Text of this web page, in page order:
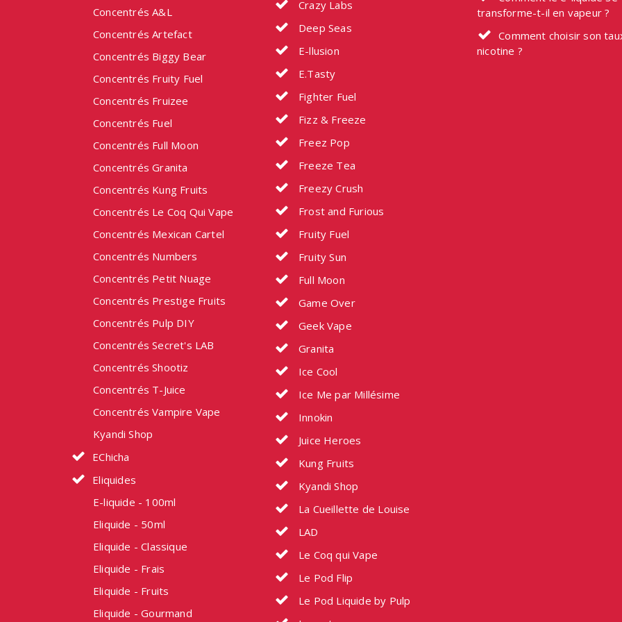
Concentrés A&L
Concentrés Artefact
Concentrés Biggy Bear
Concentrés Fruity Fuel
Concentrés Fruizee
Concentrés Fuel
Concentrés Full Moon
Concentrés Granita
Concentrés Kung Fruits
Concentrés Le Coq Qui Vape
Concentrés Mexican Cartel
Concentrés Numbers
Concentrés Petit Nuage
Concentrés Prestige Fruits
Concentrés Pulp DIY
Concentrés Secret's LAB
Concentrés Shootiz
Concentrés T-Juice
Concentrés Vampire Vape
Kyandi Shop
EChicha
Eliquides
E-liquide - 100ml
Eliquide - 50ml
Eliquide - Classique
Eliquide - Frais
Eliquide - Fruits
Eliquide - Gourmand
Crazy Labs
Deep Seas
E-llusion
E.Tasty
Fighter Fuel
Fizz & Freeze
Freez Pop
Freeze Tea
Freezy Crush
Frost and Furious
Fruity Fuel
Fruity Sun
Full Moon
Game Over
Geek Vape
Granita
Ice Cool
Ice Me par Millésime
Innokin
Juice Heroes
Kung Fruits
Kyandi Shop
La Cueillette de Louise
LAD
Le Coq qui Vape
Le Pod Flip
Le Pod Liquide by Pulp
transforme-t-il en vapeur ?
Comment choisir son
nicotine ?